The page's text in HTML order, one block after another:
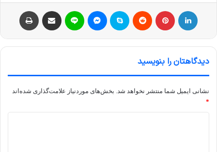
دیدگاهتان را بنویسید
نشانی ایمیل شما منتشر نخواهد شد. بخش‌های موردنیاز علامت‌گذاری شده‌اند
*